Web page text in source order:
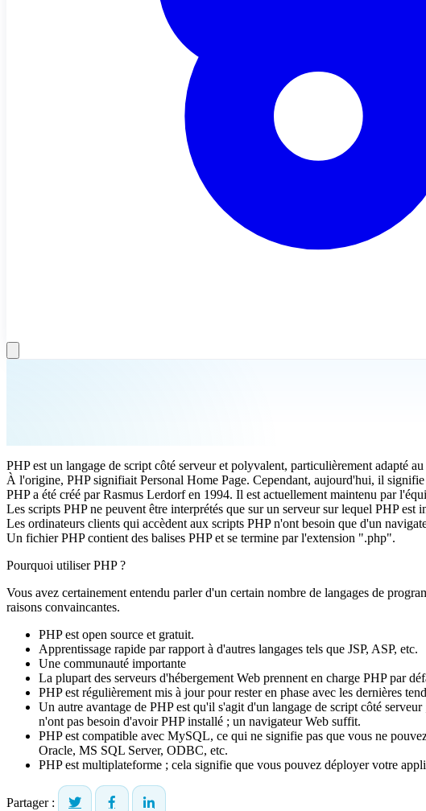
PHP est un langage de script côté serveur et polyvalent, particulièrement adapté
À l'origine, PHP signifiait Personal Home Page. Cependant, aujourd'hui, il
PHP a été créé par Rasmus Lerdorf en 1994. Il est actuellement maintenu par
Les scripts PHP ne peuvent être interprétés que sur un serveur sur lequel PHP est
Les ordinateurs clients qui accèdent aux scripts PHP n'ont besoin que d'un
Un fichier PHP contient des balises PHP et se termine par l'extension ".php".
Pourquoi utiliser PHP ?
Vous avez certainement entendu parler d'un certain nombre de langages de
raisons convaincantes.
PHP est open source et gratuit.
Apprentissage rapide par rapport à d'autres langages tels que JSP, ASP, etc.
Une communauté importante
La plupart des serveurs d'hébergement Web prennent en charge PHP par
PHP est régulièrement mis à jour pour rester en phase avec les dernières
Un autre avantage de PHP est qu'il s'agit d'un langage de script côté
n'ont pas besoin d'avoir PHP installé ; un navigateur Web suffit.
PHP est compatible avec MySQL, ce qui ne signifie pas que vous ne
Oracle, MS SQL Server, ODBC, etc.
PHP est multiplateforme ; cela signifie que vous pouvez déployer votre
Partager :